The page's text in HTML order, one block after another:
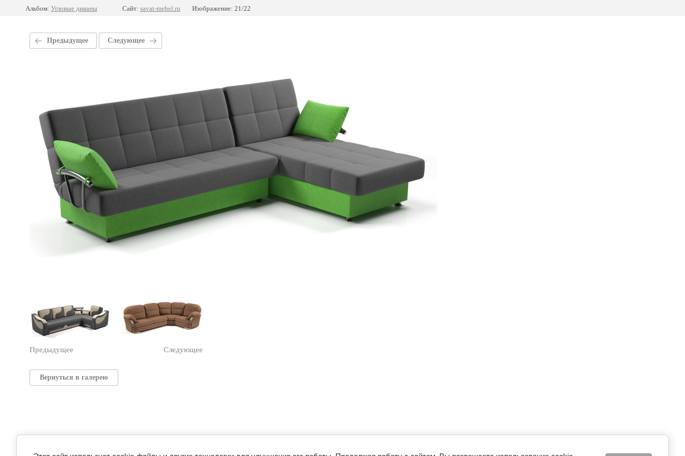
Альбом: Угловые диваны Сайт: savat-mebel.ru Изображение: 21/22
Предыдущее Следующее
Предыдущее Следующее
Вернуться в галерею